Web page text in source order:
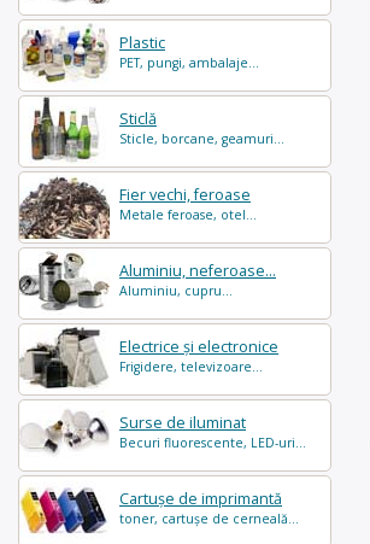
Plastic
PET, pungi, ambalaje...
Sticlă
Sticle, borcane, geamuri...
Fier vechi, feroase
Metale feroase, otel...
Aluminiu, neferoase...
Aluminiu, cupru...
Electrice și electronice
Frigidere, televizoare...
Surse de iluminat
Becuri fluorescente, LED-uri...
Cartușe de imprimantă
toner, cartușe de cerneală...